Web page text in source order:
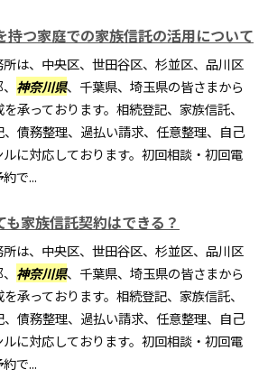
持つ家庭での家族信託の活用について
所は、中央区、世田谷区、杉並区、品川区
神奈川県、千葉県、埼玉県の皆さまから
承っております。相続登記、家族信託、
、債務整理、過払い請求、任意整理、自己
に対応しております。初回相談・初回電
で...
家族信託契約はできる？
所は、中央区、世田谷区、杉並区、品川区
神奈川県、千葉県、埼玉県の皆さまから
承っております。相続登記、家族信託、
、債務整理、過払い請求、任意整理、自己
に対応しております。初回相談・初回電
で...